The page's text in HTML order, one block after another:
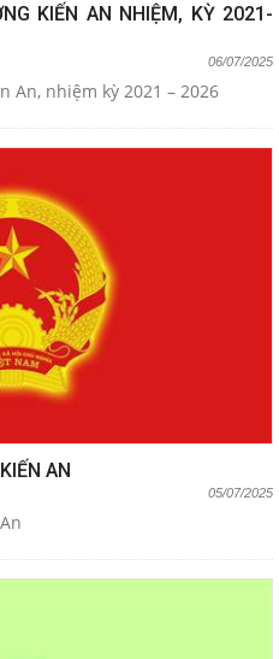
KIẾN AN NHIỆM, KỲ 2021-
06/07/2025
An, nhiệm kỳ 2021 – 2026
AN
05/07/2025